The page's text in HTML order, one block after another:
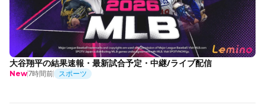
大谷翔平の結果速報・最新試合予定・中継/ライブ配信
New7時間前 スポーツ